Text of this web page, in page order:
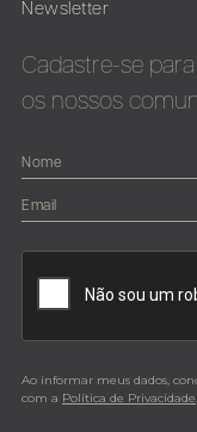
Newsletter
Cadastre-se
os nossos
Ao informar meus dados,
com a Política de Privacidade.